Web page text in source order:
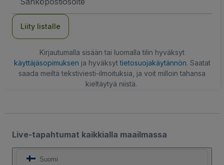
Liity listalle
Kirjautumalla sisään tai luomalla tilin hyväksyt
käyttäjäsopimuksen ja hyväksyttietosuojakäytännön. Saatat
saada meiltä tekstiviesti-ilmoituksia, ja voit milloin tahansa
kieltäytyä niistä.
Live-tapahtumat kaikkialla maailmassa
Suomi